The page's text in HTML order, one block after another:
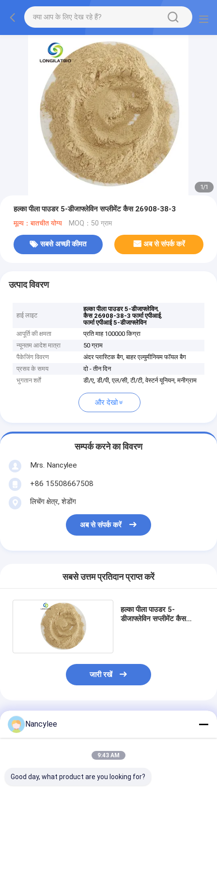
1/1
हल्का पीला पाउडर 5-डीजाफ्लेविन सप्लीमेंट कैस 26908-38-3
मूल्य：बातचीत योग्य MOQ：50 ग्राम
सबसे अच्छी कीमत अब से संपर्क करें
उत्पाद विवरण
हाई लाइट
हल्का पीला पाउडर 5-डीजाफ्लेविन,
कैस 26908-38-3 फार्मा एपीआई,
फार्मा एपीआई 5-डीजाफ्लेविन
आपूर्ति की क्षमता
प्रति माह 100000 किग्रा
न्यूनतम आदेश मात्रा
50 ग्राम
पैकेजिंग विवरण
अंदर प्लास्टिक बैग, बाहर एल्युमीनियम फॉयल बैग
प्रसव के समय
दो - तीन दिन
भुगतान शर्तें
डी/ए, डी/पी, एल/सी, टी/टी, वेस्टर्न यूनियन, मनीग्राम
और देखो
सम्पर्क करने का विवरण
Mrs. Nancylee
+86 15508667508
लिचेंग क्षेत्र, शेडोंग
अब से संपर्क करें
सबसे उत्तम प्रतिदान प्राप्त करें
हल्का पीला पाउडर 5-
डीजाफ्लेविन सप्लीमेंट कैस
जारी रखें
अनुशंसित उत्पाद
Nancylee
9:43 AM
Good day, what product are you looking for?